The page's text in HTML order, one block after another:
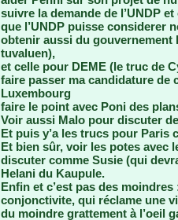
suivre la demande de l’UNDP
que l’UNDP puisse considerer
obtenir aussi du gouvernement
tuvaluen),
et celle pour DEME (le truc de
faire passer ma candidature de
Luxembourg
faire le point avec Poni des
Voir aussi Malo pour discuter
Et puis y’a les trucs pour Paris
Et bien sûr, voir les potes avec
discuter comme Susie (qui
Helani du Kaupule.
Enfin et c’est pas des
conjonctivite, qui réclame une
du moindre grattement à l’oeil